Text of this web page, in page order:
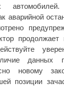
аварийной
продолжает
данных
новому
позиции